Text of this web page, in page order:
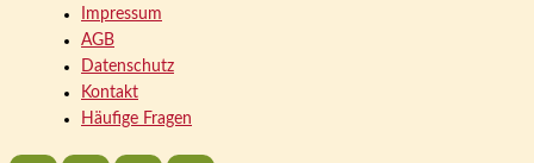
Impressum
AGB
Datenschutz
Kontakt
Häufige Fragen